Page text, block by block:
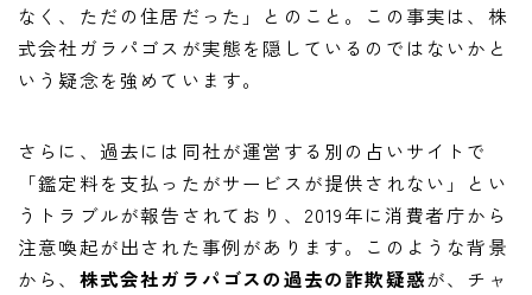
なく、ただの住居だった」とのこと。この事実は、株
式会社ガラパゴスが実態を隠しているのではないかと
いう疑念を強めています。
さらに、過去には同社が運営する別の占いサイトで
「鑑定料を支払ったがサービスが提供されない」とい
うトラブルが報告されており、2019年に消費者庁から
注意喚起が出された事例があります。このような背景
から、 株式会社ガラパゴスの過去の詐欺疑惑が、チャ